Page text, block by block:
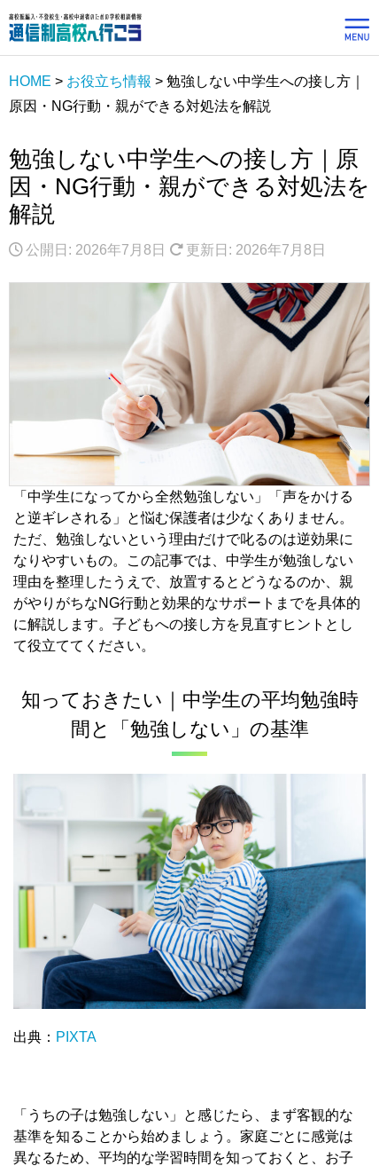
HOME > お役立ち情報 > 勉強しない中学生への接し方｜
原因・NG行動・親ができる対処法を解説
勉強しない中学生への接し方｜原
因・NG行動・親ができる対処法を
解説
公開日: 2026年7月8日 更新日: 2026年7月8日
「中学生になってから全然勉強しない」「声をかける
と逆ギレされる」と悩む保護者は少なくありません。
ただ、勉強しないという理由だけで叱るのは逆効果に
なりやすいもの。この記事では、中学生が勉強しない
理由を整理したうえで、放置するとどうなるのか、親
がやりがちなNG行動と効果的なサポートまでを具体的
に解説します。子どもへの接し方を見直すヒントとし
て役立ててください。
知っておきたい｜中学生の平均勉強時
間と「勉強しない」の基準
出典： PIXTA
「うちの子は勉強しない」と感じたら、まず客観的な
基準を知ることから始めましょう。家庭ごとに感覚は
異なるため、平均的な学習時間を知っておくと、お子